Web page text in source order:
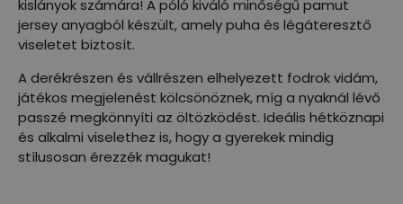
kislányok számára! A póló kiváló minőségű pamut
jersey anyagból készült, amely puha és légáteresztő
viseletet biztosít.
A derékrészen és vállrészen elhelyezett fodrok vidám,
játékos megjelenést kölcsönöznek, míg a nyaknál lévő
passzé megkönnyíti az öltözködést. Ideális hétköznapi
és alkalmi viselethez is, hogy a gyerekek mindig
stílusosan érezzék magukat!